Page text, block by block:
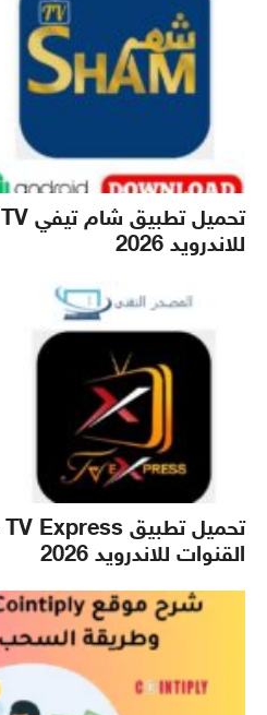
للاندرويد 2026
القنوات للاندرويد 2026